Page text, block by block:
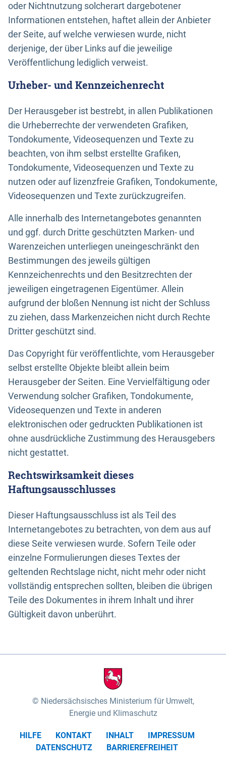
oder Nichtnutzung solcherart dargebotener
Informationen entstehen, haftet allein der Anbieter
der Seite, auf welche verwiesen wurde, nicht
derjenige, der über Links auf die jeweilige
Veröffentlichung lediglich verweist.
Urheber- und Kennzeichenrecht
Der Herausgeber ist bestrebt, in allen Publikationen
die Urheberrechte der verwendeten Grafiken,
Tondokumente, Videosequenzen und Texte zu
beachten, von ihm selbst erstellte Grafiken,
Tondokumente, Videosequenzen und Texte zu
nutzen oder auf lizenzfreie Grafiken, Tondokumente,
Videosequenzen und Texte zurückzugreifen.
Alle innerhalb des Internetangebotes genannten
und ggf. durch Dritte geschützten Marken- und
Warenzeichen unterliegen uneingeschränkt den
Bestimmungen des jeweils gültigen
Kennzeichenrechts und den Besitzrechten der
jeweiligen eingetragenen Eigentümer. Allein
aufgrund der bloßen Nennung ist nicht der Schluss
zu ziehen, dass Markenzeichen nicht durch Rechte
Dritter geschützt sind.
Das Copyright für veröffentlichte, vom Herausgeber
selbst erstellte Objekte bleibt allein beim
Herausgeber der Seiten. Eine Vervielfältigung oder
Verwendung solcher Grafiken, Tondokumente,
Videosequenzen und Texte in anderen
elektronischen oder gedruckten Publikationen ist
ohne ausdrückliche Zustimmung des Herausgebers
nicht gestattet.
Rechtswirksamkeit dieses
Haftungsausschlusses
Dieser Haftungsausschluss ist als Teil des
Internetangebotes zu betrachten, von dem aus auf
diese Seite verwiesen wurde. Sofern Teile oder
einzelne Formulierungen dieses Textes der
geltenden Rechtslage nicht, nicht mehr oder nicht
vollständig entsprechen sollten, bleiben die übrigen
Teile des Dokumentes in ihrem Inhalt und ihrer
Gültigkeit davon unberührt.
Niedersächsisches Ministerium für Umwelt,
Energie und Klimaschutz
HILFE KONTAKT INHALT
IMPRESSUM
DATENSCHUTZ
BARRIEREFREIHEIT